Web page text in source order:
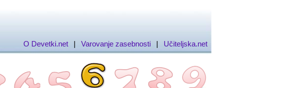
O Devetki.net | Varovanje zasebnosti | Učiteljska.net